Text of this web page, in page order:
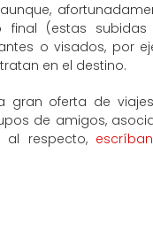
final (estas
o visados, por
en el destino.
gran oferta de
de amigos,
al respecto,